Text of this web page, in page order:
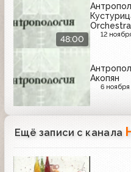
48:00
12
Акопян
6 ноября
Ещё записи с канала